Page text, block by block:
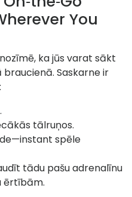
You
ka jūs varat sākt
braucienā. Saskarne ir
tālruņos.
spēle
tādu pašu adrenalīnu
ērtībām.